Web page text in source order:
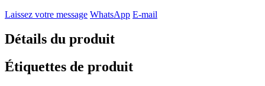
Laissez votre message WhatsApp E-mail
Détails du produit
Étiquettes de produit